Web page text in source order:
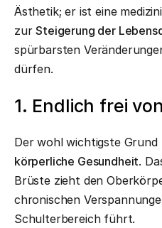
Ästhetik; er ist eine
zurSteigerung der
spürbarsten
dürfen.
1. Endlich frei
Der wohl wichtigste
körperliche Gesundheit.
Brüste zieht den
chronischen
Schulterbereich führt.